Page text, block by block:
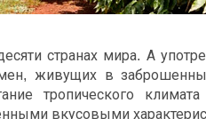
странах мира. А
живущих в
тропического
вкусовыми